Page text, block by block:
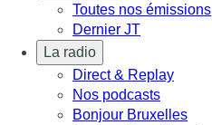
Toutes nos émissions
Dernier JT
La radio
Direct & Replay
Nos podcasts
Bonjour Bruxelles